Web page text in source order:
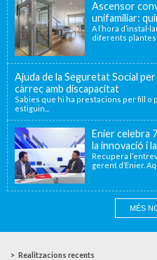
Ascensor
unifamiliar:
A l’hora
diferents plantes
Ajuda de la Seguretat Social
càrrec amb discapacitat
Sabies que hi ha prestacions per fill o
estiguin...
Enier celebra
la innovació i
Recupera
gerent d’Enier.
MÉS
Realitzacions recents